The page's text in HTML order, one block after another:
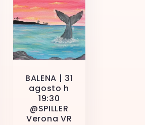
BALENA | 31
agosto h
19:30
@SPILLER
Verona VR